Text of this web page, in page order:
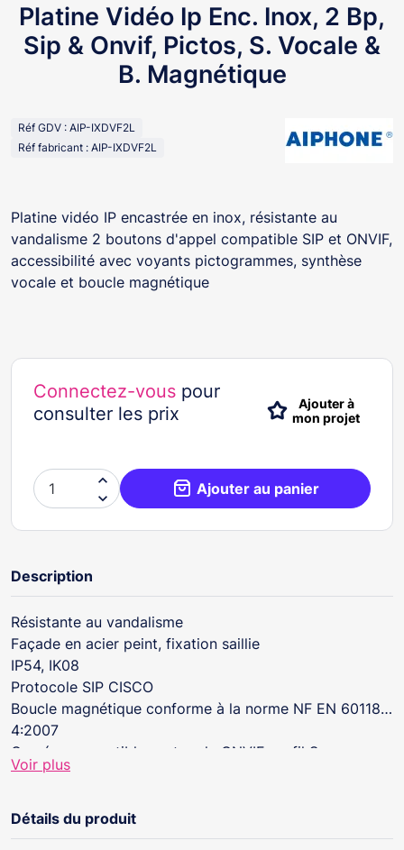
Platine Vidéo Ip Enc. Inox, 2 Bp,
Sip & Onvif, Pictos, S. Vocale &
B. Magnétique
Réf GDV : AIP-IXDVF2L
Réf fabricant : AIP-IXDVF2L
Platine vidéo IP encastrée en inox, résistante au
vandalisme 2 boutons d'appel compatible SIP et ONVIF,
accessibilité avec voyants pictogrammes, synthèse
vocale et boucle magnétique
Connectez-vous pour
consulter les prix
Ajouter à
mon projet

 Ajouter au panier
Description
Résistante au vandalisme
Façade en acier peint, fixation saillie
IP54, IK08
Protocole SIP CISCO
Boucle magnétique conforme à la norme NF EN 60118-
4:2007
Caméra compatible protocole ONVIF profil S
2 touches d'appel
(paramétrage à la mise en service par PC)
Forte puissance sonore réglable : 92,7 dB maxi
Voir plus
Détails du produit